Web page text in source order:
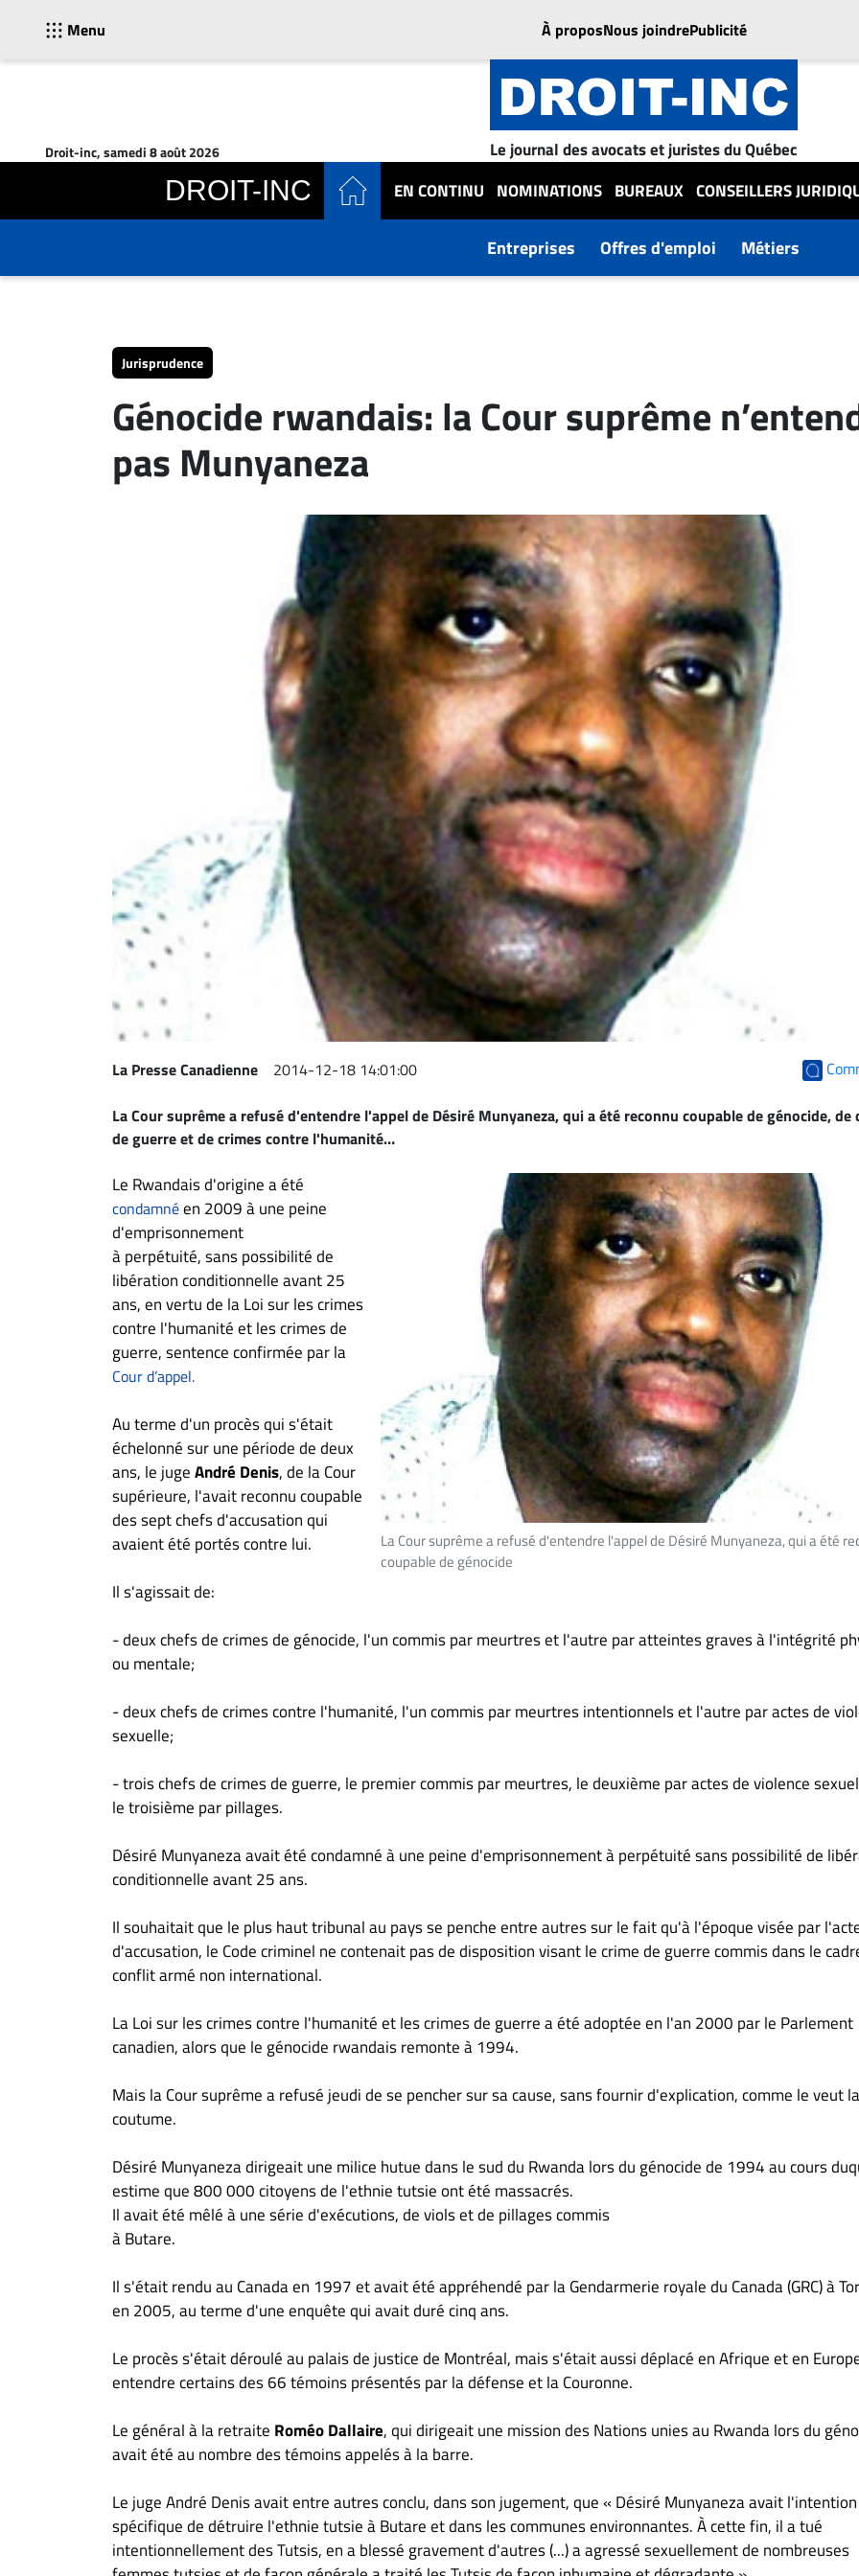
Menu À proposNous joindrePublicité
Droit-inc, samedi 8 août 2026 Le journal des avocats et juristes du Québec
DROIT-INC EN CONTINU NOMINATIONS BUREAUX CONSEILLERS
Entreprises Offres d'emploi Métiers
En
Nominations
Conseillers
CARRIÈRE
ENTREPRISES
recrutements
TROUVEZ-
confidentialité
Jurisprudence
Génocide rwandais: la Cour suprême
pas Munyaneza
La Presse Canadienne 2014-12-18 14:01:00
La Cour suprême a refusé d'entendre l'appel de Désiré Munyaneza, qui a été reconnu coupable de génocide, de
de guerre et de crimes contre l'humanité…
La Cour suprême a refusé d'entendre l'appel de Désiré Munyaneza, qui a été
coupable de génocide
Le Rwandais d'origine a été
condamnéen 2009 à une peine
d'emprisonnement
à perpétuité, sans possibilité de
libération conditionnelle avant 25
ans, en vertu de la Loi sur les crimes
contre l'humanité et les crimes de
guerre, sentence confirmée par la
Cour d’appel.
Au terme d'un procès qui s'était
échelonné sur une période de deux
ans, le jugeAndré Denis, de la Cour
supérieure, l'avait reconnu coupable
des sept chefs d'accusation qui
avaient été portés contre lui.
Il s'agissait de:
- deux chefs de crimes de génocide, l'un commis par meurtres et l'autre par atteintes graves à l'intégrité
ou mentale;
- deux chefs de crimes contre l'humanité, l'un commis par meurtres intentionnels et l'autre par actes de
sexuelle;
- trois chefs de crimes de guerre, le premier commis par meurtres, le deuxième par actes de violence
le troisième par pillages.
Désiré Munyaneza avait été condamné à une peine d'emprisonnement à perpétuité sans possibilité de
conditionnelle avant 25 ans.
Il souhaitait que le plus haut tribunal au pays se penche entre autres sur le fait qu'à l'époque visée par
d'accusation, le Code criminel ne contenait pas de disposition visant le crime de guerre commis dans le
conflit armé non international.
La Loi sur les crimes contre l'humanité et les crimes de guerre a été adoptée en l'an 2000 par le Parlement
canadien, alors que le génocide rwandais remonte à 1994.
Mais la Cour suprême a refusé jeudi de se pencher sur sa cause, sans fournir d'explication, comme le veut la
coutume.
Désiré Munyaneza dirigeait une milice hutue dans le sud du Rwanda lors du génocide de 1994 au cours
estime que 800 000 citoyens de l'ethnie tutsie ont été massacrés.
Il avait été mêlé à une série d'exécutions, de viols et de pillages commis
à Butare.
Il s'était rendu au Canada en 1997 et avait été appréhendé par la Gendarmerie royale du Canada (GRC) à
en 2005, au terme d'une enquête qui avait duré cinq ans.
Le procès s'était déroulé au palais de justice de Montréal, mais s'était aussi déplacé en Afrique et en
entendre certains des 66 témoins présentés par la défense et la Couronne.
Le général à la retraite Roméo Dallaire, qui dirigeait une mission des Nations unies au Rwanda lors du
avait été au nombre des témoins appelés à la barre.
Le juge André Denis avait entre autres conclu, dans son jugement, que « Désiré Munyaneza avait l'intention
spécifique de détruire l'ethnie tutsie à Butare et dans les communes environnantes. À cette fin, il a tué
intentionnellement des Tutsis, en a blessé gravement d'autres (...) a agressé sexuellement de nombreuses